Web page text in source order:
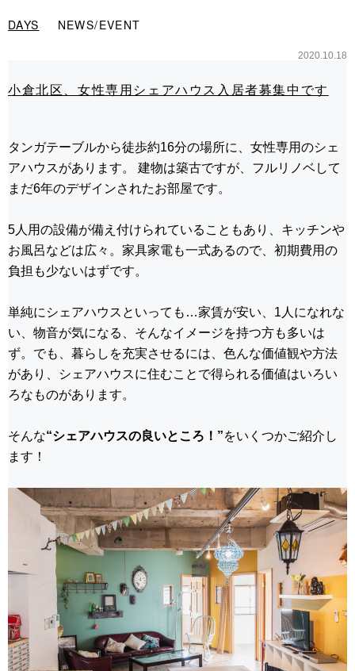
動
移
ま
移
で
で
DAYS NEWS/EVENT
2020.10.18
小倉北区、女性専用シェアハウス入居者募集中です
タンガテーブルから徒歩約16分の場所に、女性専用のシェ
アハウスがあります。 建物は築古ですが、フルリノベして
まだ6年のデザインされたお部屋です。
5人用の設備が備え付けられていることもあり、キッチンや
お風呂などは広々。家具家電も一式あるので、初期費用の
負担も少ないはずです。
単純にシェアハウスといっても…家賃が安い、1人になれな
い、物音が気になる、そんなイメージを持つ方も多いは
ず。でも、暮らしを充実させるには、色んな価値観や方法
があり、シェアハウスに住むことで得られる価値はいろい
ろなものがあります。
そんな“シェアハウスの良いところ！”をいくつかご紹介し
ます！